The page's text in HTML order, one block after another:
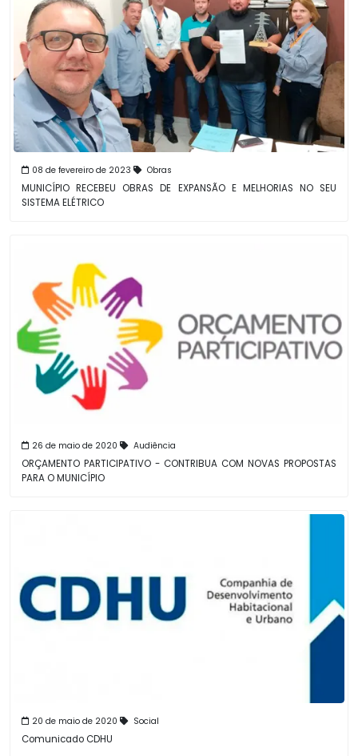
08 de fevereiro de 2023 Obras
MUNICÍPIO RECEBEU OBRAS DE EXPANSÃO E MELHORIAS NO SEU
SISTEMA ELÉTRICO
26 de maio de 2020 Audiência
ORÇAMENTO PARTICIPATIVO - CONTRIBUA COM NOVAS PROPOSTAS
PARA O MUNICÍPIO
20 de maio de 2020 Social
Comunicado CDHU